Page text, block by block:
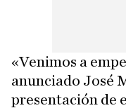
«Venimos a
anunciado José
presentación de